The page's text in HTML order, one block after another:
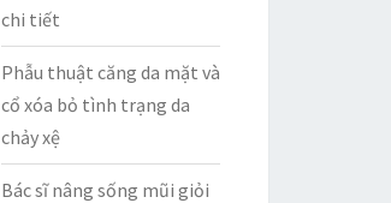
chi tiết
Phẫu thuật căng da mặt và
cổ xóa bỏ tình trạng da
chảy xệ
Bác sĩ nâng sống mũi giỏi